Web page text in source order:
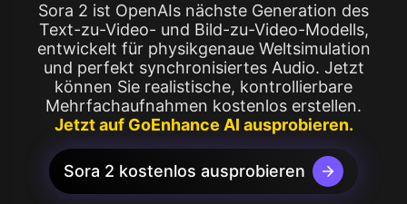
Sora 2 ist OpenAIs nächste Generation des
Text-zu-Video- und Bild-zu-Video-Modells,
entwickelt für physikgenaue Weltsimulation
und perfekt synchronisiertes Audio. Jetzt
können Sie realistische, kontrollierbare
Mehrfachaufnahmen kostenlos erstellen.
Jetzt auf GoEnhance AI ausprobieren.
Sora 2 kostenlos ausprobieren